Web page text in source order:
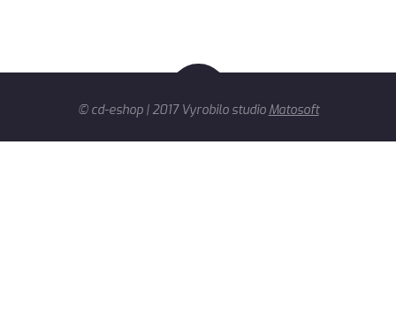
© cd-eshop | 2017 Vyrobilo studio Matosoft